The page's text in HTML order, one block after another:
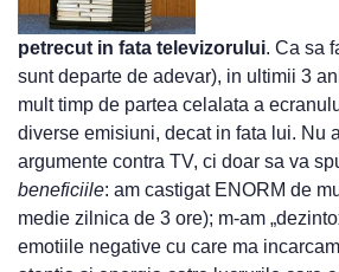
petrecut in fata televizorului. Ca sa
sunt departe de adevar), in ultimii 3
mult timp de partea celalata a
diverse emisiuni, decat in fata lui. Nu
argumente contra TV, ci doar sa va
beneficiile: am castigat ENORM de
medie zilnica de 3 ore); m-am
emotiile negative cu care ma